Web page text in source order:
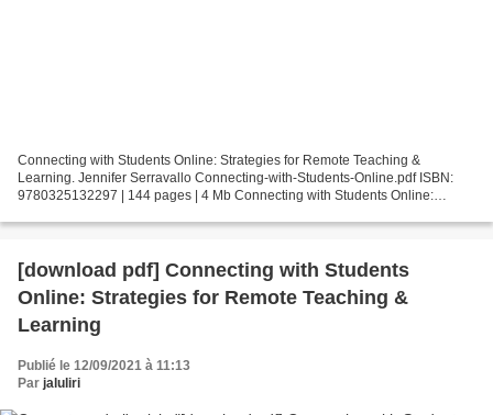
Connecting with Students Online: Strategies for Remote Teaching &
Learning. Jennifer Serravallo Connecting-with-Students-Online.pdf ISBN:
9780325132297 | 144 pages | 4 Mb Connecting with Students Online:
[download pdf] Connecting with Students
Online: Strategies for Remote Teaching &
Learning
Publié le 12/09/2021 à 11:13
Par jaluliri